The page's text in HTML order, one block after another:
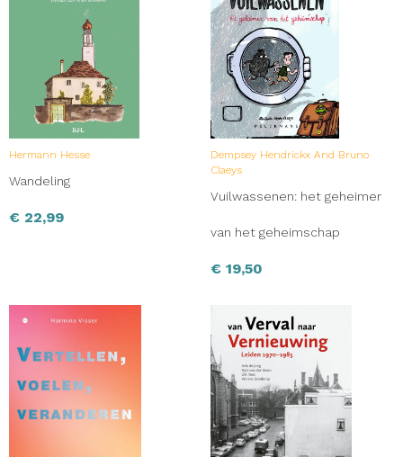
Hermann Hesse
Wandeling
€ 22,99
Dempsey Hendrickx And Bruno
Claeys
Vuilwassenen: het geheimer
van het geheimschap
€ 19,50